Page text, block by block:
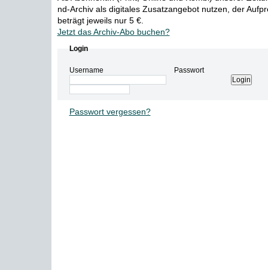
nd-Archiv als digitales Zusatzangebot nutzen, der
beträgt jeweils nur 5 €.
Jetzt das Archiv-Abo buchen?
Login
Username Passwort
Passwort vergessen?